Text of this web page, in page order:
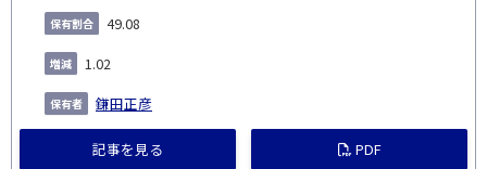
49.08
1.02
鎌田正彦
記事を見る PDF